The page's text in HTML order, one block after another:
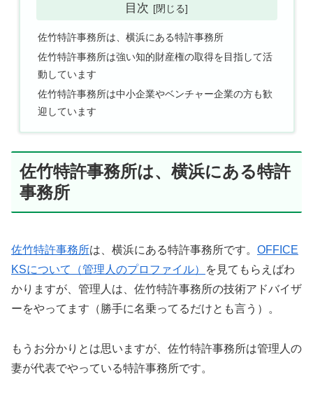
目次
佐竹特許事務所は、横浜にある特許事務所
佐竹特許事務所は強い知的財産権の取得を目指して活
動しています
佐竹特許事務所は中小企業やベンチャー企業の方も歓
迎しています
佐竹特許事務所は、横浜にある特許
事務所
佐竹特許事務所は、横浜にある特許事務所です。 OFFICE
KSについて（管理人のプロファイル）
を見てもらえばわ
かりますが、管理人は、佐竹特許事務所の技術アドバイザ
ーをやってます（勝手に名乗ってるだけとも言う）。
もうお分かりとは思いますが、佐竹特許事務所は管理人の
妻が代表でやっている特許事務所です。